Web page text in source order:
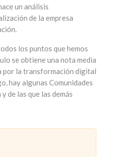
un análisis
de la empresa
los puntos que hemos
se obtiene una nota media
por la transformación digital
hay algunas Comunidades
de las que las demás